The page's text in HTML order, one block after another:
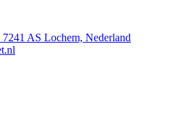
AS Lochem, Nederland